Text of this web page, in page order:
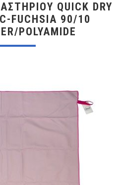
QUICK DRY
FUCHSIA 90/10
POLYAMIDE